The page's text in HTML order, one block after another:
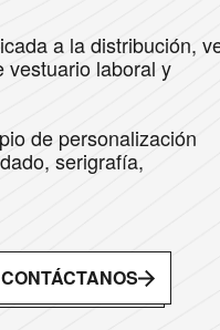
a la distribución,
vestuario laboral y
de personalización
serigrafía,
CONTÁCTANOS